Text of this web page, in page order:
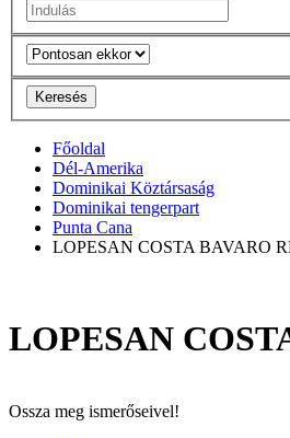
Keresés
Főoldal
Dél-Amerika
Dominikai Köztársaság
Dominikai tengerpart
Punta Cana
LOPESAN COSTA BAVARO
LOPESAN
Ossza meg ismerőseivel!